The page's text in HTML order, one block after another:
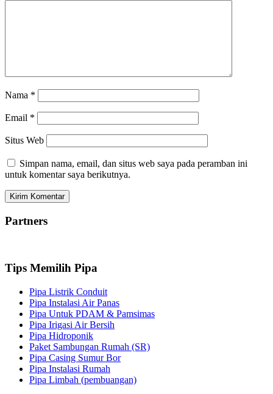
Nama *
Email *
Situs Web
Simpan nama, email, dan situs web saya pada peramban ini
untuk komentar saya berikutnya.
Partners
Tips Memilih Pipa
Pipa Listrik Conduit
Pipa Instalasi Air Panas
Pipa Untuk PDAM & Pamsimas
Pipa Irigasi Air Bersih
Pipa Hidroponik
Paket Sambungan Rumah (SR)
Pipa Casing Sumur Bor
Pipa Instalasi Rumah
Pipa Limbah (pembuangan)